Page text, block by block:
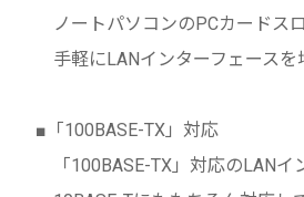
ノートパソコンのPCカードス
手軽にLANインターフェースを
■「100BASE-TX」対応
「100BASE-TX」対応のLANイ